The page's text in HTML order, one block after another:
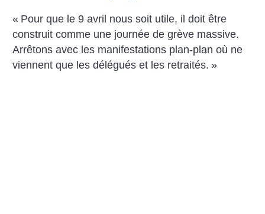
« Pour que le 9 avril nous soit utile, il doit être
construit comme une journée de grève massive.
Arrêtons avec les manifestations plan-plan où ne
viennent que les délégués et les retraités. »